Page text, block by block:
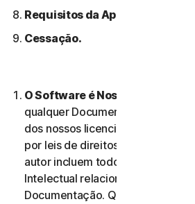
Requisitos da Apple.
Cessação.
O Software é Nossa Propriedade
qualquer Documentação são
dos nossos licenciantes e
por leis de direitos de autor.
autor incluem todos os Direitos
Intelectual relacionados com o
Documentação. Qualquer